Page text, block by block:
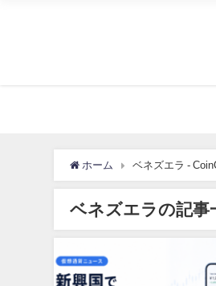
ホーム ベネズエラ -
ベネズエラの記事